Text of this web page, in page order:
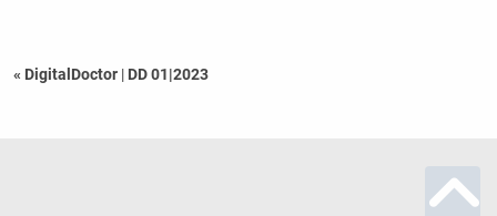
« DigitalDoctor | DD 01|2023